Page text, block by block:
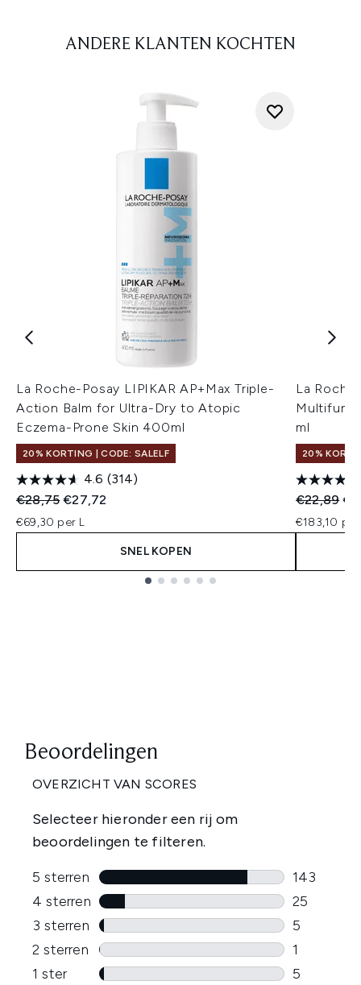
ANDERE KLANTEN KOCHTEN
La Roche-Posay LIPIKAR AP+Max Triple-
Action Balm for Ultra-Dry to Atopic
Eczema-Prone Skin 400ml
20% KORTING | CODE: SALELF
4.6 (314)
Recommended Retail Price:
€28,75Huidige prijs:
€27,72
€69,30 per L
SNEL KOPEN
La
ml
20%
€22,89
€183,10